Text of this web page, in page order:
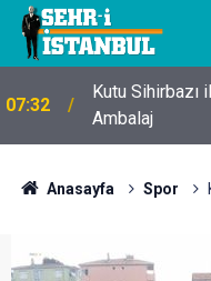
07:32
Kutu Sihirbazı
Ambalaj
Anasayfa Spor